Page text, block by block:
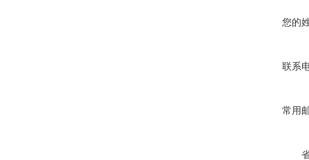
您的
联系
常用